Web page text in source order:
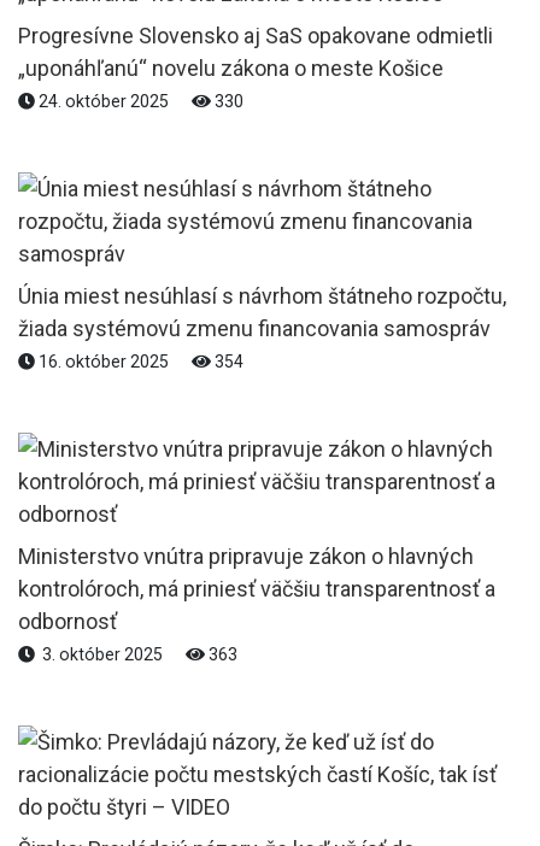
Progresívne Slovensko aj SaS opakovane odmietli
„uponáhľanú“ novelu zákona o meste Košice
24. október 2025 330
Únia miest nesúhlasí s návrhom štátneho rozpočtu,
žiada systémovú zmenu financovania samospráv
16. október 2025 354
Ministerstvo vnútra pripravuje zákon o hlavných
kontrolóroch, má priniesť väčšiu transparentnosť a
odbornosť
3. október 2025 363